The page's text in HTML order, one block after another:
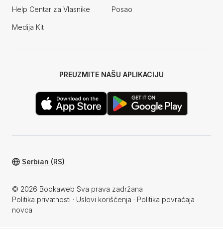
Help Centar za Vlasnike Posao
Medija Kit
PREUZMITE NAŠU APLIKACIJU
© 2026 Bookaweb Sva prava zadržana
Politika privatnosti · Uslovi korišćenja · Politika povraćaja
novca
Serbian (RS)